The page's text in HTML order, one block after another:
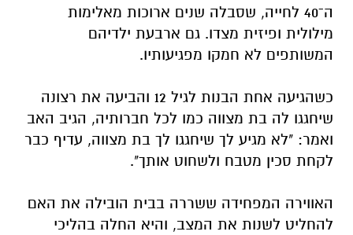
ה־40 לחייה, שסבלה שנים ארוכות מאלימות
מילולית ופיזית מצדו. גם ארבעת ילדיהם
המשותפים לא חמקו מפגיעותיו.
כשהגיעה אחת הבנות לגיל 12 והביעה את רצונה
שיחגגו לה בת מצווה כמו לכל חברותיה, הגיב האב
ואמר: "לא מגיע לך שיחגגו לך בת מצווה, עדיף כבר
לקחת סכין מטבח ולשחוט אותך".
האווירה המפחידה ששררה בבית הובילה את האם
להחליט לשנות את המצב, והיא החלה בהליכי